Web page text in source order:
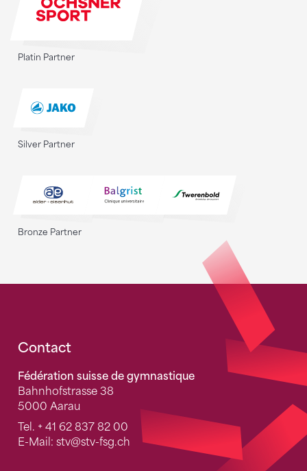
Platin Partner
Silver Partner
Bronze Partner
Fusszeile
Contact
Fédération suisse de gymnastique
Bahnhofstrasse 38
5000 Aarau
Tel. + 41 62 837 82 00
E-Mail: stv@stv-fsg.ch